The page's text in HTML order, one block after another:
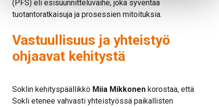
(PFS) eli esisuunnitteluvaihe, joka syventää
tuotantoratkaisuja ja prosessien mitoituksia.
Vastuullisuus ja yhteistyö
ohjaavat kehitystä
Soklin kehityspäällikkö Miia Mikkonen korostaa, että
Sokli etenee vahvasti yhteistyössä paikallisten